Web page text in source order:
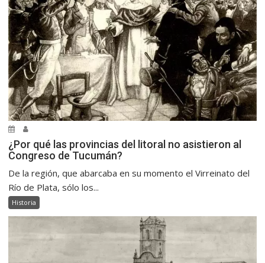
¿Por qué las provincias del litoral no asistieron al
Congreso de Tucumán?
De la región, que abarcaba en su momento el Virreinato del
Río de Plata, sólo los...
Historia